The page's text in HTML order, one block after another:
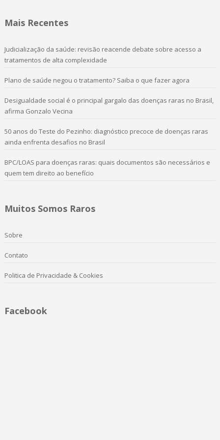
Mais Recentes
Judicialização da saúde: revisão reacende debate sobre acesso a
tratamentos de alta complexidade
Plano de saúde negou o tratamento? Saiba o que fazer agora
Desigualdade social é o principal gargalo das doenças raras no Brasil,
afirma Gonzalo Vecina
50 anos do Teste do Pezinho: diagnóstico precoce de doenças raras
ainda enfrenta desafios no Brasil
BPC/LOAS para doenças raras: quais documentos são necessários e
quem tem direito ao benefício
Muitos Somos Raros
Sobre
Contato
Politica de Privacidade & Cookies
Facebook